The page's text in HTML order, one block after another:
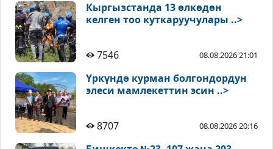
Кыргызстанда 13 өлкөдөн
келген тоо куткаруучулары ..>
7546 08.08.2026 21:01
Үркүндө курман болгондордун
элеси мамлекеттин эсин ..>
8707 08.08.2026 20:16